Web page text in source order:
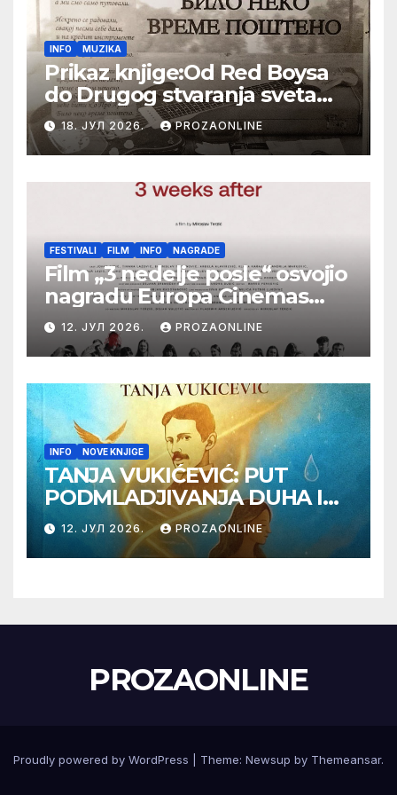
INFO MUZIKA
Prikaz knjige:Od Red Boysa
do Drugog stvaranja sveta
(bilo neko vreme pošteno)
(autor- Zlatomira Sremca,
Botoš 2022. godine,
samizdat)
18. ЈУЛ 2026. PROZAONLINE
FESTIVALI FILM INFO NAGRADE
Film „3 nedelje posle“ osvojio
nagradu Europa Cinemas
Label na Filmskom festivalu
u Karlovim Varima
12. ЈУЛ 2026. PROZAONLINE
INFO NOVE KNJIGE
TANJA VUKIĆEVIĆ: PUT
PODMLADJIVANJA DUHA I
TELA SA TESLOM
12. ЈУЛ 2026. PROZAONLINE
PROZAONLINE
Proudly powered by WordPress Theme: Newsup by Themeansar.